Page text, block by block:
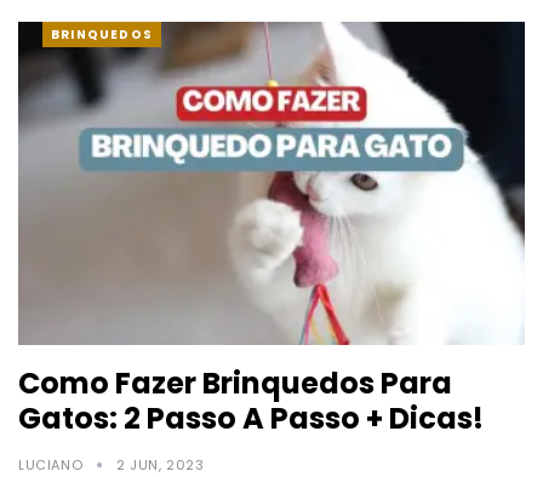
BRINQUEDOS
Como Fazer Brinquedos Para
Gatos: 2 Passo A Passo + Dicas!
LUCIANO 2 JUN, 2023